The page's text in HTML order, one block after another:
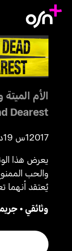
الأم
Dearest
20171س 19د
يعرض هذا
والحب
يُعتقد أنهما
وثائقي •